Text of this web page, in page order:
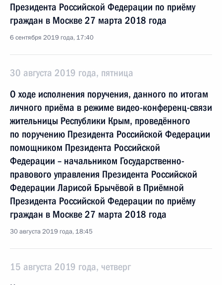
Президента Российской Федерации по приёму
граждан в Москве 27 марта 2018 года
6 сентября 2019 года, 17:40
30 августа 2019 года, пятница
О ходе исполнения поручения, данного по итогам
личного приёма в режиме видео-конференц-связи
жительницы Республики Крым, проведённого
по поручению Президента Российской Федерации
помощником Президента Российской
Федерации – начальником Государственно-
правового управления Президента Российской
Федерации Ларисой Брычёвой в Приёмной
Президента Российской Федерации по приёму
граждан в Москве 27 марта 2018 года
30 августа 2019 года, 18:45
15 августа 2019 года, четверг